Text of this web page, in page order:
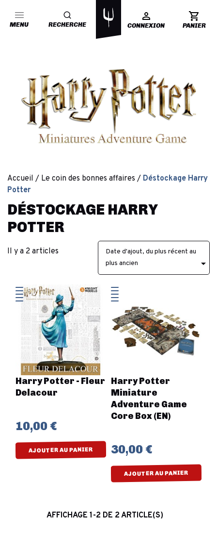
MENU RECHERCHE CONNEXION PANIER
Accueil Le coin des bonnes affaires
Déstockage Harry
Potter
DÉSTOCKAGE HARRY
POTTER
Il y a 2 articles
Date d'ajout, du plus récent au
plus ancien

Harry Potter - Fleur
Delacour
10,00 €
AJOUTER AU PANIER
Harry Potter
Miniature
Adventure Game
Core Box (EN)
30,00 €
AJOUTER AU PANIER
AFFICHAGE 1-2 DE 2 ARTICLE(S)